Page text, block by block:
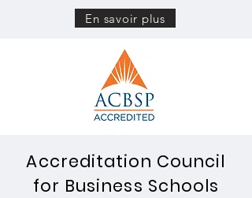
En savoir plus
Accreditation Council
for Business Schools